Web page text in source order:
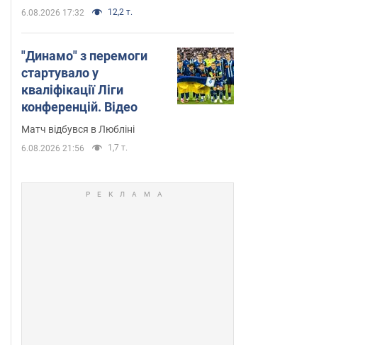
6.08.2026 17:32 12,2 т.
"Динамо" з перемоги
стартувало у
кваліфікації Ліги
конференцій. Відео
Матч відбувся в Любліні
6.08.2026 21:56 1,7 т.